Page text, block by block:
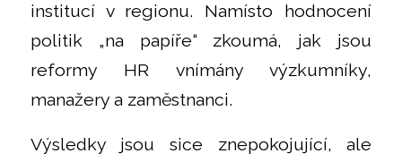
institucí v regionu. Namísto hodnocení
politik „na papíře“ zkoumá, jak jsou
reformy HR vnímány výzkumníky,
manažery a zaměstnanci.
Výsledky jsou sice znepokojující, ale